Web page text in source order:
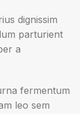
dignissim
parturient
a
fermentum
leo sem